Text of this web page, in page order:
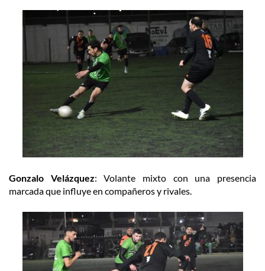
Gonzalo Velázquez: Volante mixto con una presencia
marcada que influye en compañeros y rivales.